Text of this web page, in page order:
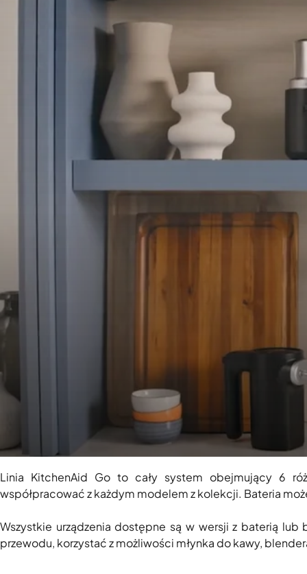
Linia KitchenAid Go to cały system obejmujący 6
współpracować z każdym modelem z kolekcji. Bateria
Wszystkie urządzenia dostępne są w wersji z baterią
przewodu, korzystać z możliwości młynka do kawy,